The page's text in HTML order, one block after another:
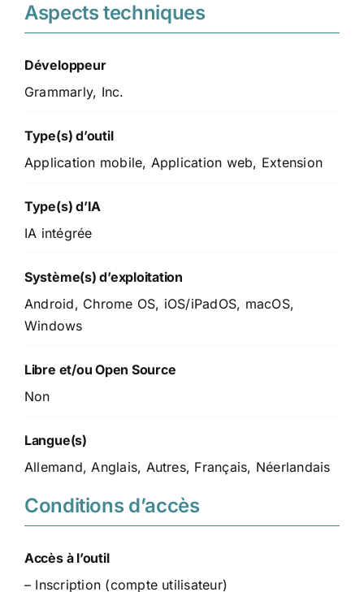
Aspects techniques
Développeur
Grammarly, Inc.
Type(s) d’outil
Application mobile, Application web, Extension
Type(s) d’IA
IA intégrée
Système(s) d’exploitation
Android, Chrome OS, iOS/iPadOS, macOS,
Windows
Libre et/ou Open Source
Non
Langue(s)
Allemand, Anglais, Autres, Français, Néerlandais
Conditions d’accès
Accès à l’outil
– Inscription (compte utilisateur)